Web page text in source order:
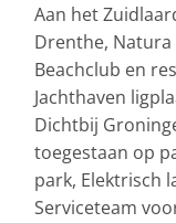
Aan het
Drenthe, Natura
Beachclub en
Jachthaven
Dichtbij
toegestaan op
park, Elektrisch
Serviceteam